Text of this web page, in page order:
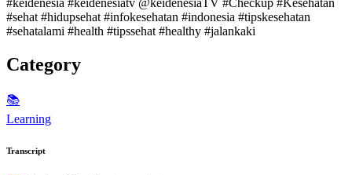
#sehat #hidupsehat #infokesehatan #indonesia #tipskesehatan
#sehatalami #health #tipssehat #healthy #jalankaki
Category
📚
Learning
Transcript